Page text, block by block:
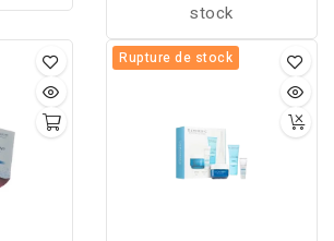
stock
Rupture de stock